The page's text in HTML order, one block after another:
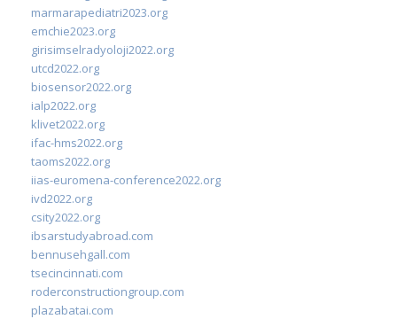
marmarapediatri2023.org
emchie2023.org
girisimselradyoloji2022.org
utcd2022.org
biosensor2022.org
ialp2022.org
klivet2022.org
ifac-hms2022.org
taoms2022.org
iias-euromena-conference2022.org
ivd2022.org
csity2022.org
ibsarstudyabroad.com
bennusehgall.com
tsecincinnati.com
roderconstructiongroup.com
plazabatai.com